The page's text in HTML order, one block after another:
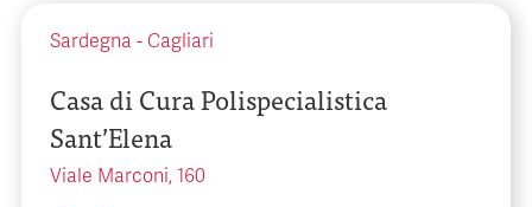
Sardegna - Cagliari
Casa di Cura Polispecialistica
Sant’Elena
Viale Marconi, 160